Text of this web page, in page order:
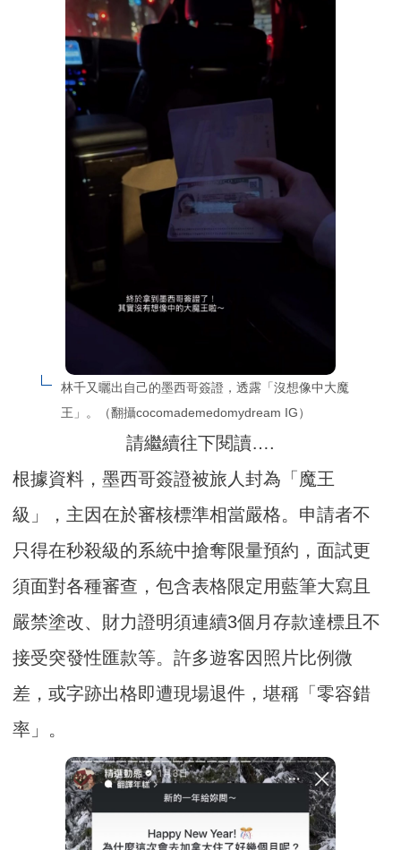
林千又曬出自己的墨西哥簽證，透露「沒想像中大魔
王」。（翻攝cocomademedomydream IG）
請繼續往下閱讀….
根據資料，墨西哥簽證被旅人封為「魔王
級」，主因在於審核標準相當嚴格。申請者不
只得在秒殺級的系統中搶奪限量預約，面試更
須面對各種審查，包含表格限定用藍筆大寫且
嚴禁塗改、財力證明須連續3個月存款達標且不
接受突發性匯款等。許多遊客因照片比例微
差，或字跡出格即遭現場退件，堪稱「零容錯
率」。